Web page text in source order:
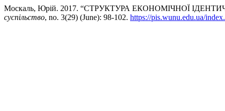
Москаль, Юрій. 2017. “СТРУКТУРА ЕКОНОМІЧНОЇ
суспільство, no. 3(29) (June): 98-102. https://pis.wunu.edu.ua/